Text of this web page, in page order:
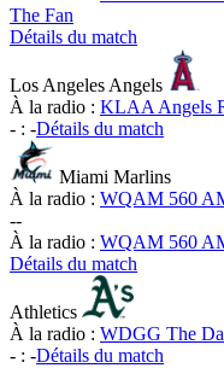
The Fan
Détails du match
Los Angeles Angels
À la radio : KLAA Angels
- : -Détails du match
Miami Marlins
À la radio : WQAM 560
--
À la radio : WQAM 560
Détails du match
Athletics
À la radio : WDGG The
- : -Détails du match